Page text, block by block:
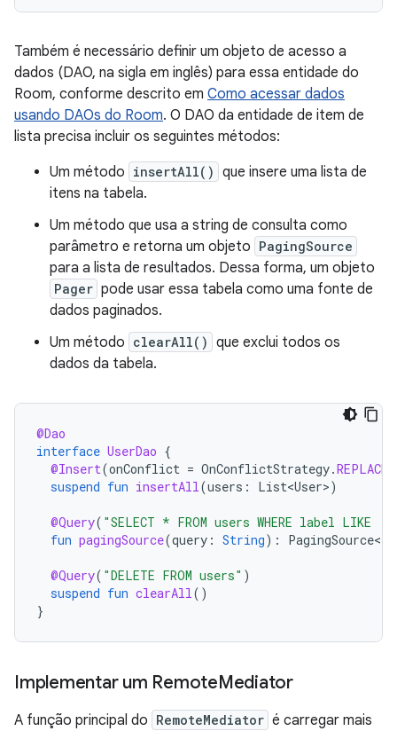
Também é necessário definir um objeto de acesso a
dados (DAO, na sigla em inglês) para essa entidade do
Room, conforme descrito em Como acessar dados
usando DAOs do Room. O DAO da entidade de item de
lista precisa incluir os seguintes métodos:
Um método insertAll() que insere uma lista de
itens na tabela.
Um método que usa a string de consulta como
parâmetro e retorna um objeto PagingSource
para a lista de resultados. Dessa forma, um objeto
Pager pode usar essa tabela como uma fonte de
dados paginados.
Um método clearAll() que exclui todos os
dados da tabela.
@Dao
interface UserDao {
@Insert(onConflict = OnConflictStrategy.REPLACE
suspend fun insertAll (users : List<User>)
@Query( "SELECT * FROM users WHERE label LIKE
fun pagingSource(query : String):
@Query( "DELETE FROM users" )
suspend fun clearAll ()
}
Implementar um RemoteMediator
A função principal do RemoteMediator é carregar mais